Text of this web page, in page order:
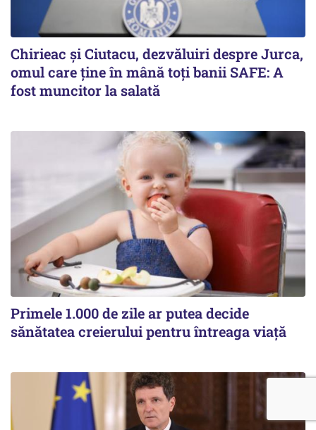
Chirieac și Ciutacu, dezvăluiri despre Jurca,
omul care ține în mână toți banii SAFE: A
fost muncitor la salată
Primele 1.000 de zile ar putea decide
sănătatea creierului pentru întreaga viață